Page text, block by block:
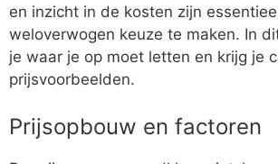
en inzicht in de kosten zijn
weloverwogen keuze te maken. In
je waar je op moet letten en krijg je
prijsvoorbeelden.
Prijsopbouw en factoren